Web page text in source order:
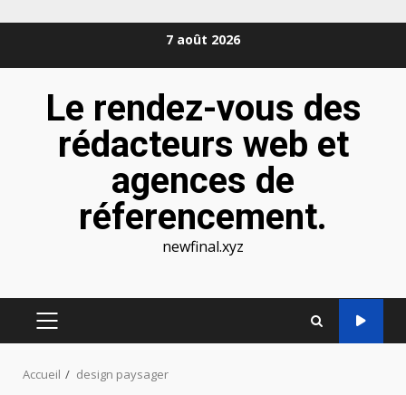
7 août 2026
Le rendez-vous des
rédacteurs web et
agences de
réferencement.
newfinal.xyz
MENU
Accueil design paysager